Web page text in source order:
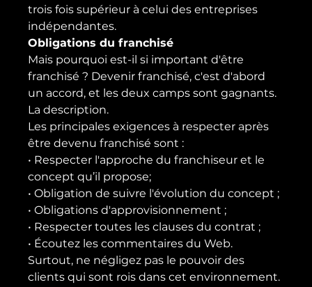
trois fois supérieur à celui des entreprises
indépendantes.
Obligations du franchisé
Mais pourquoi est-il si important d'être
franchisé ? Devenir franchisé, c'est d'abord
un accord, et les deux camps sont gagnants.
La description.
Les principales exigences à respecter après
être devenu franchisé sont :
• Respecter l'approche du franchiseur et le
concept qu’il propose;
• Obligation de suivre l'évolution du concept ;
• Obligations d'approvisionnement ;
• Respecter toutes les clauses du contrat ;
• Écoutez les commentaires du Web.
Surtout, ne négligez pas le pouvoir des
clients qui sont rois dans cet environnement.